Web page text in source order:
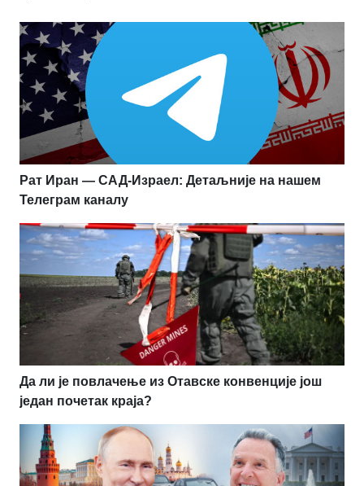
Рат Иран — САД-Израел: Детаљније на нашем
Телеграм каналу
Да ли је повлачење из Отавске конвенције још
један почетак краја?